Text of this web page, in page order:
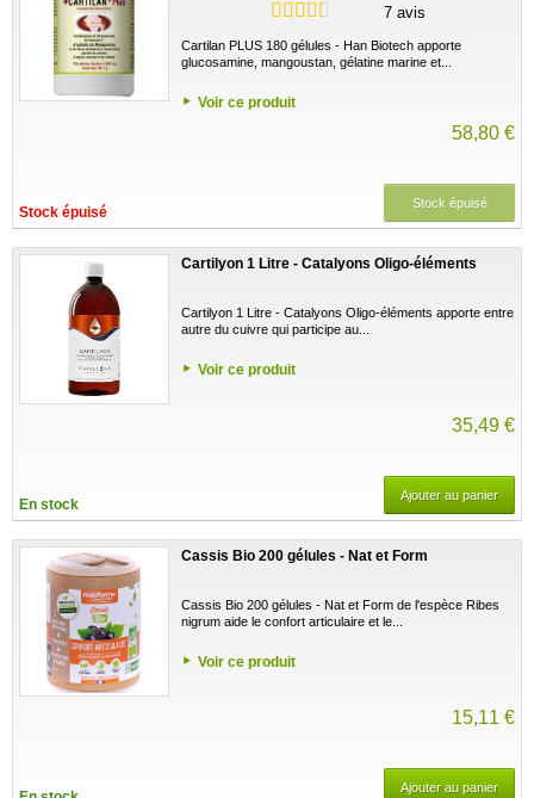
7 avis
Cartilan PLUS 180 gélules - Han Biotech apporte
glucosamine, mangoustan, gélatine marine et...
Voir ce produit
58,80 €
Stock épuisé
Stock épuisé
Cartilyon 1 Litre - Catalyons Oligo-éléments
Cartilyon 1 Litre - Catalyons Oligo-éléments apporte entre
autre du cuivre qui participe au...
Voir ce produit
35,49 €
En stock
Ajouter au panier
Cassis Bio 200 gélules - Nat et Form
Cassis Bio 200 gélules - Nat et Form de l'espèce Ribes
nigrum aide le confort articulaire et le...
Voir ce produit
15,11 €
Ajouter au panier